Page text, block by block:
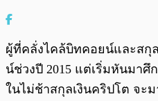
ผู้ที่คลั่งไคล้บิทคอยน์และสกุ
น์ช่วงปี 2015 แต่เริ่มหันมาศึ
ในไม่ช้าสกุลเงินคริปโต จะ